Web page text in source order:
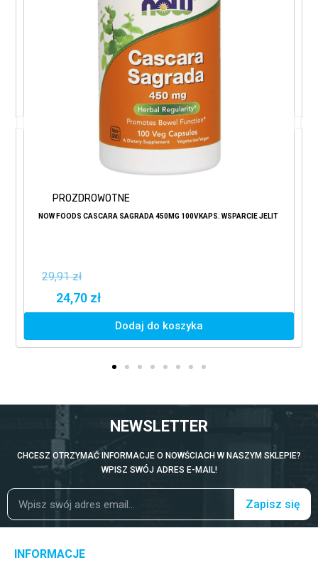
PROZDROWOTNE
NOW FOODS CASCARA SAGRADA 450MG 100VKAPS. WSPARCIE JELIT
29,91 zł
24,70 zł
Dodaj do koszyka
NEWSLETTER
CHCESZ OTRZYMAĆ INFORMACJE O NOWŚCIACH W NASZYM SKLEPIE?
WPISZ SWÓJ ADRES E-MAIL!
Zapisz się
INFORMACJE